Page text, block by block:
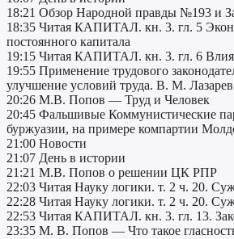
18:21 Обзор Народной правды №193 и
18:35 Читая КАПИТАЛ. кн. 3. гл. 5
постоянного капитала
19:15 Читая КАПИТАЛ. кн. 3. гл. 6
19:55 Применение трудового
улучшение условий труда. В. М.
20:26 М.В. Попов — Труд и Человек
20:45 Фальшивые Коммунистические
буржуазии, на примере компартии
21:00 Новости
21:07 День в истории
21:21 М.В. Попов о решении ЦК РПР
22:03 Читая Науку логики. т. 2 ч. 20.
22:28 Читая Науку логики. т. 2 ч. 20.
22:53 Читая КАПИТАЛ. кн. 3. гл. 13.
23:35 М. В. Попов — Что такое